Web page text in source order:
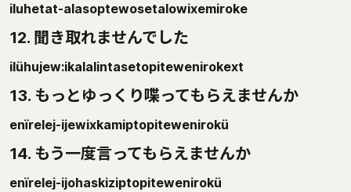
iluhetat-alasoptewosetalowixemiroke
12. 聞き取れませんでした
ilühujew:ikalalintasetopitewenirokext
13. もっとゆっくり喋ってもらえませんか
enïrelej-ijewixkamiptopitewenirokü
14. もう一度言ってもらえませんか
enïrelej-ijohaskiziptopitewenirokü